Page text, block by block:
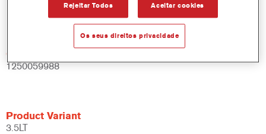
Referência do artigo
GMC
1250059988
Product Variant
3.5LT
Rejeitar Todos Aceitar cookies
Os seus direitos privacidade